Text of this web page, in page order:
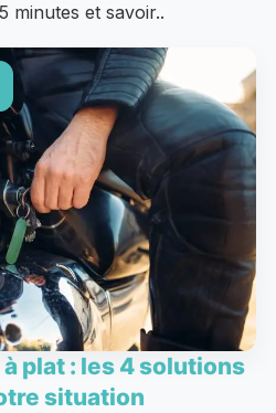
minutes et savoir..
plat : les 4 solutions
situation